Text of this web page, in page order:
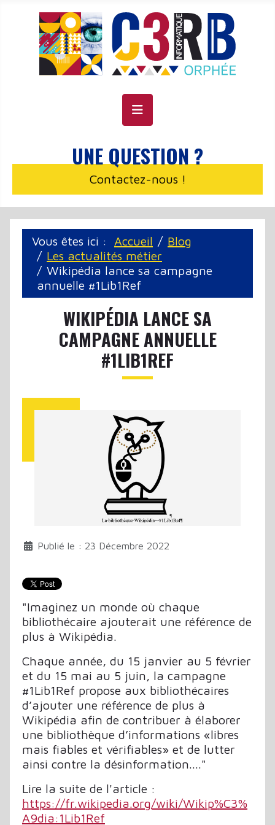
UNE QUESTION ?
Contactez-nous !
Vous êtes ici : Accueil
Blog
Les actualités métier
Wikipédia lance sa campagne
annuelle #1Lib1Ref
WIKIPÉDIA LANCE SA
CAMPAGNE ANNUELLE
#1LIB1REF
Publié le : 23 Décembre 2022
"Imaginez un monde où chaque
bibliothécaire ajouterait une référence de
plus à Wikipédia.
Chaque année, du 15 janvier au 5 février
et du 15 mai au 5 juin, la campagne
#1Lib1Ref propose aux bibliothécaires
d’ajouter une référence de plus à
Wikipédia afin de contribuer à élaborer
une bibliothèque d’informations «libres
mais fiables et vérifiables» et de lutter
ainsi contre la désinformation...."
Lire la suite de l'article :
https://fr.wikipedia.org/wiki/Wikip%C3%
A9dia:1Lib1Ref